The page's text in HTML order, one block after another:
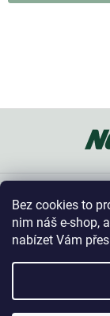
Bez cookies to
nim náš e-shop,
nabízet Vám
a
t
Vše o nákupu
Kontakt